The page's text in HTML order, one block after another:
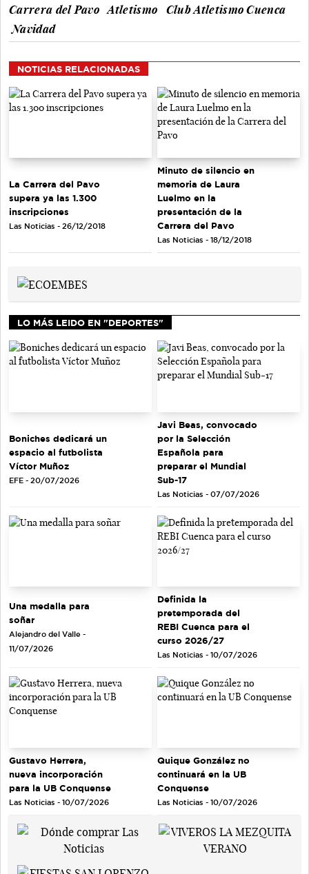
Carrera del Pavo Atletismo
Club Atletismo Cuenca
Navidad
NOTICIAS RELACIONADAS
La Carrera del Pavo
supera ya las 1.300
inscripciones
Las Noticias - 26/12/2018
Minuto de silencio en
memoria de Laura
Luelmo en la
presentación de la
Carrera del Pavo
Las Noticias - 18/12/2018
LO MÁS LEIDO EN "DEPORTES"
Boniches dedicará un
espacio al futbolista
Víctor Muñoz
EFE - 20/07/2026
Javi Beas, convocado
por la Selección
Española para
preparar el Mundial
Sub-17
Las Noticias - 07/07/2026
Una medalla para
soñar
Alejandro del Valle -
11/07/2026
Definida la
pretemporada del
REBI Cuenca para el
curso 2026/27
Las Noticias - 10/07/2026
Gustavo Herrera,
nueva incorporación
para la UB Conquense
Las Noticias - 10/07/2026
Quique González no
continuará en la UB
Conquense
Las Noticias - 10/07/2026